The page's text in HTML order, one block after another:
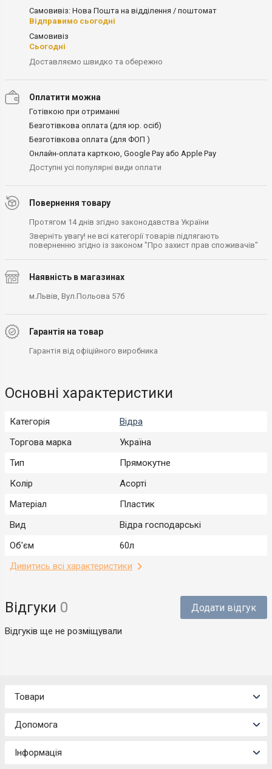
Самовивіз: Нова Пошта на відділення / поштомат
Відправимо сьогодні
Самовивіз
Сьогодні
Доставляємо швидко та обережно
Оплатити можна
Готівкою при отриманні
Безготівкова оплата (для юр. осіб)
Безготівкова оплата (для ФОП )
Онлайн-оплата карткою, Google Pay або Apple Pay
Доступні усі популярні види оплати
Повернення товару
Протягом 14 днів згідно законодавства України
Зверніть увагу! не всі категорії товарів підлягають
поверненню згідно із законом "Про захист прав споживачів"
Наявність в магазинах
м.Львів, Вул.Польова 57б
Гарантія на товар
Гарантія від офіційного виробника
Основні характеристики
Категорія
Відра
Торгова марка
Україна
Тип
Прямокутне
Колір
Асорті
Матеріал
Пластик
Вид
Відра господарські
Об'єм
60л
Дивитись всі характеристики
Відгуки 0 Додати відгук
Відгуків ще не розміщували
Товари
Допомога
Інформація